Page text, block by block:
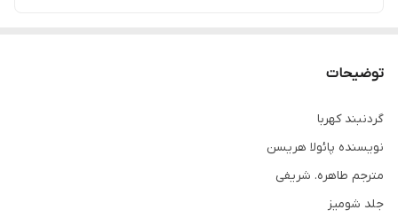
توضیحات
گردنبند کهربا
نویسنده پائولا هریسن
مترجم طاهره. شریفی
جلد شومیز